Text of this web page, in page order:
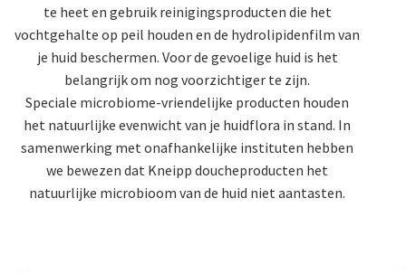
te heet en gebruik reinigingsproducten die het
vochtgehalte op peil houden en de hydrolipidenfilm van
je huid beschermen. Voor de gevoelige huid is het
belangrijk om nog voorzichtiger te zijn.
Speciale microbiome-vriendelijke producten houden
het natuurlijke evenwicht van je huidflora in stand. In
samenwerking met onafhankelijke instituten hebben
we bewezen dat Kneipp doucheproducten het
natuurlijke microbioom van de huid niet aantasten.